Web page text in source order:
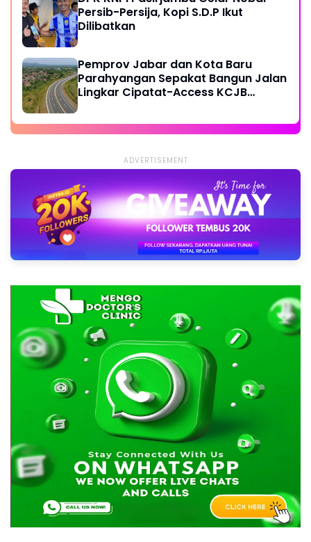
Persib-Persija, Kopi S.D.P Ikut
Dilibatkan
Pemprov Jabar dan Kota Baru
Parahyangan Sepakat Bangun Jalan
Lingkar Cipatat-Access KCJB
ADVERTISEMENT